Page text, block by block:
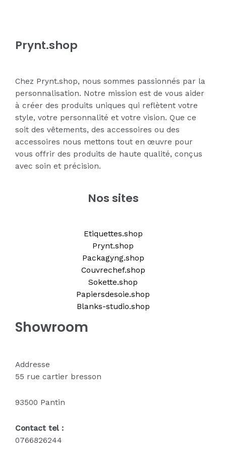
Prynt.shop
Chez Prynt.shop, nous sommes passionnés par la
personnalisation. Notre mission est de vous aider
à créer des produits uniques qui reflètent votre
style, votre personnalité et votre vision. Que ce
soit des vêtements, des accessoires ou des
accessoires nous mettons tout en œuvre pour
vous offrir des produits de haute qualité, conçus
avec soin et précision.
Nos sites
Etiquettes.shop
Prynt.shop
Packagyng.shop
Couvrechef.shop
Sokette.shop
Papiersdesoie.shop
Blanks-studio.shop
Showroom
Addresse
55 rue cartier bresson
93500 Pantin
Contact tel :
0766826244